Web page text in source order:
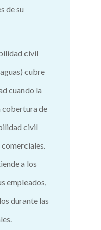
de su
civil
cubre
cuando la
cobertura de
civil
a los
empleados,
durante las